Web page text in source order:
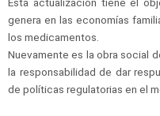
genera en las economías
los medicamentos.
Nuevamente es la obra social
la responsabilidad de dar
de políticas regulatorias en el